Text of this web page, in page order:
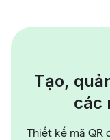
Tạo,
các
Thiết kế mã QR